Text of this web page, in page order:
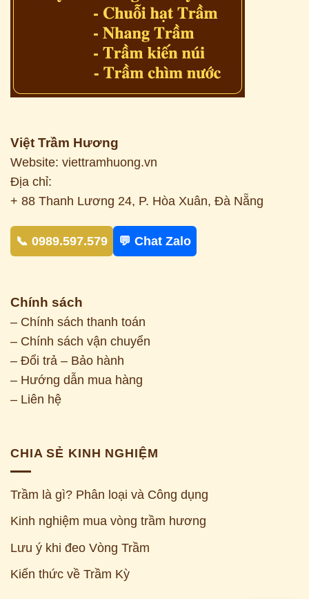
Việt Trầm Hương
Website: viettramhuong.vn
Địa chỉ:
+ 88 Thanh Lương 24, P. Hòa Xuân, Đà Nẵng
📞 0989.597.579 💬 Chat Zalo
Chính sách
– Chính sách thanh toán
– Chính sách vận chuyển
– Đổi trả – Bảo hành
– Hướng dẫn mua hàng
– Liên hệ
CHIA SẺ KINH NGHIỆM
Trầm là gì? Phân loại và Công dụng
Kinh nghiệm mua vòng trầm hương
Lưu ý khi đeo Vòng Trầm
Kiến thức về Trầm Kỳ